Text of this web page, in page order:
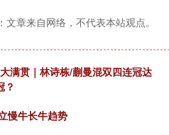
章来自网络，不代表本站观点。
满贯｜林诗栋/蒯曼混双四连冠达
？
慢牛长牛趋势